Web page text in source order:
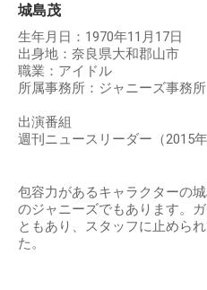
城島茂
生年月日：1970年11月17日
出身地：奈良県大和郡山市
職業：アイドル
所属事務所：ジャニーズ事務所
出演番組
週刊ニュースリーダー（2015
包容力があるキャラクターの
のジャニーズでもあります。
ともあり、スタッフに止めら
た。